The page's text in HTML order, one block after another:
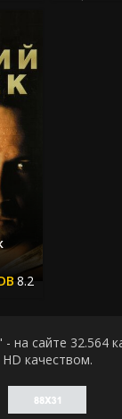
8.2
- на сайте 32.564
HD качеством.